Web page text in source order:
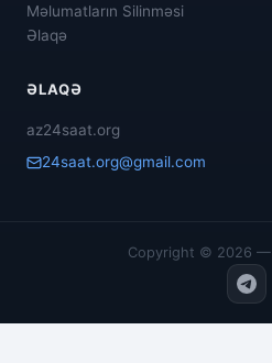
Məlumatların Silinməsi
Əlaqə
ƏLAQƏ
az24saat.org
24saat.org@gmail.com
Copyright © 2026 —